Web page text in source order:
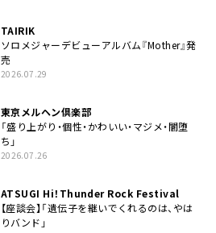
TAIRIK
ソロメジャーデビューアルバム『Mother』発
売
2026.07.29
東京メルヘン倶楽部
「盛り上がり・個性・かわいい・マジメ・闇堕
ち」
2026.07.26
ATSUGI Hi！Thunder Rock Festival
【座談会】「遺伝子を継いでくれるのは、やは
りバンド」